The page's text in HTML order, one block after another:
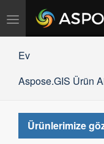
Gezinmeyi
Ev
Aspose.GIS Ürün
Ürünlerimize